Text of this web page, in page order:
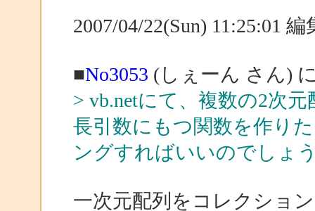
2007/04/22(Sun) 11:25:01
■No3053 (しぇーん さん)
> vb.netにて、複数の2次
長引数にもつ関数を作り
ングすればいいのでしょ
一次元配列をコレクショ